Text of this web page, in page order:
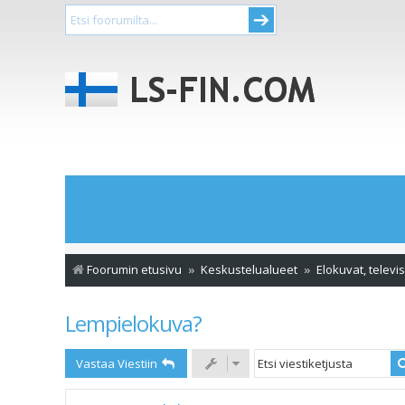
Foorumin etusivu Keskustelualueet Elokuvat,
Lempielokuva?
Vastaa Viestiin